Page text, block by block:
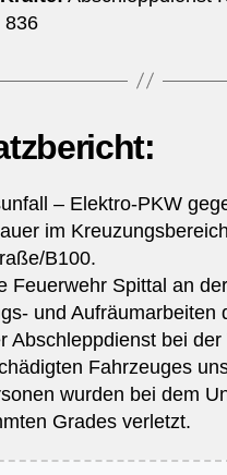
836
– Elektro-PKW
im Kreuzungsbereich
B100.
Feuerwehr Spittal an
und Aufräumarbeiten
Abschleppdienst bei
Fahrzeuges
wurden bei dem
Grades verletzt.